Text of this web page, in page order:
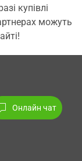
купівлі
можуть
Онлайн чат